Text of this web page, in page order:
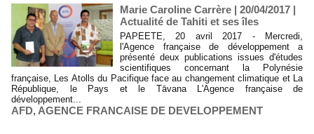
Marie Caroline Carrère | 20/04/2017 |
Actualité de Tahiti et ses îles
PAPEETE, 20 avril 2017 - Mercredi,
l'Agence française de développement a
présenté deux publications issues d'études
scientifiques concernant la Polynésie
française, Les Atolls du Pacifique face au changement climatique et La
République, le Pays et le Tāvana L'Agence française de
développement...
AFD, AGENCE FRANCAISE DE DEVELOPPEMENT